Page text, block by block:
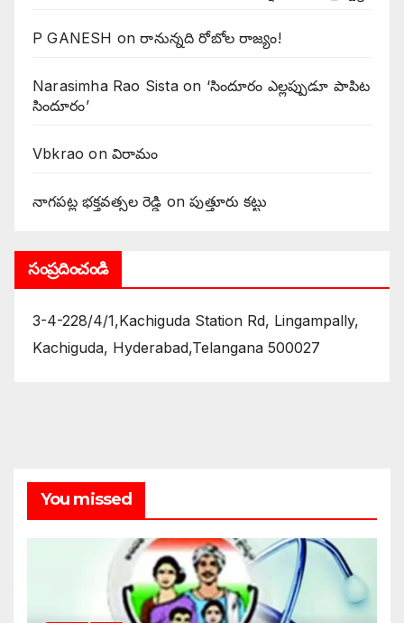
P GANESH on‌రానున్నది రోబోల రాజ్యం!
Narasimha Rao Sistaon ‘సిందూరం ఎల్లప్పుడూ పాపిట
సిందూరం’
Vbkrao onవిరామం
నాగపట్ల భక్తవత్సల రెడ్డి onపుత్తూరు కట్టు
సంప్రదించండి
3-4-228/4/1,Kachiguda Station Rd, Lingampally,
Kachiguda, Hyderabad,Telangana 500027
You missed